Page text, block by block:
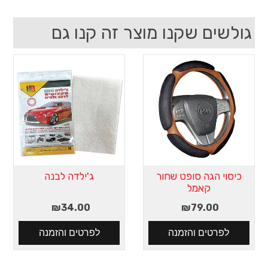
גולשים שקנו מוצר זה קנו גם
כיסוי הגה סופט שחור
קאמל
₪79.00
ג'ילדה לבנה
₪34.00